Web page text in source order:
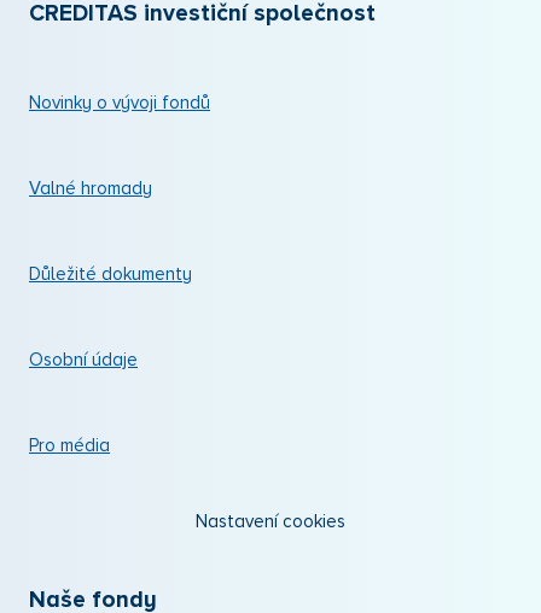
CREDITAS investiční společnost
Novinky o vývoji fondů
Valné hromady
Důležité dokumenty
Osobní údaje
Pro média
Nastavení cookies
Naše fondy